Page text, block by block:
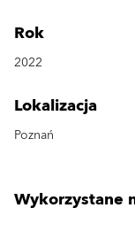
Rok
2022
Lokalizacja
Poznań
Wykorzystane